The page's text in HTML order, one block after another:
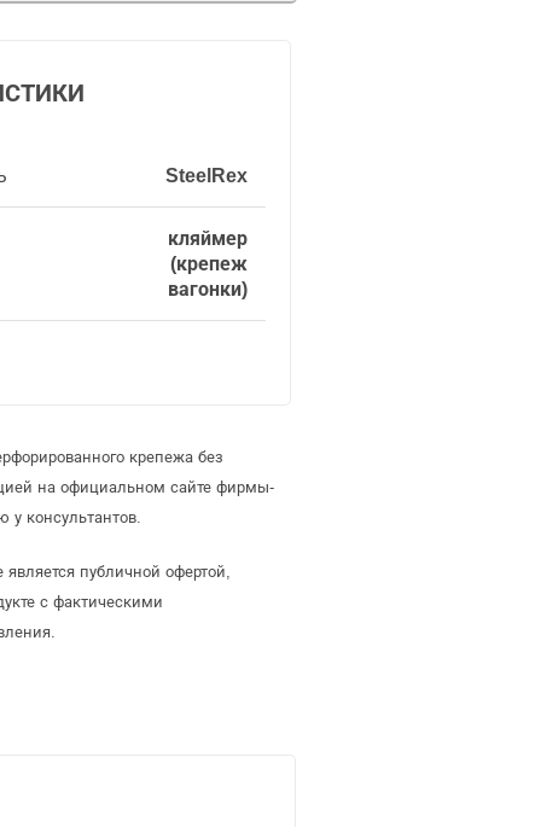
SteelRex
кляймер
(крепеж
вагонки)
крепежа без
на официальном сайте фирмы-
у консультантов.
публичной офертой,
с фактическими